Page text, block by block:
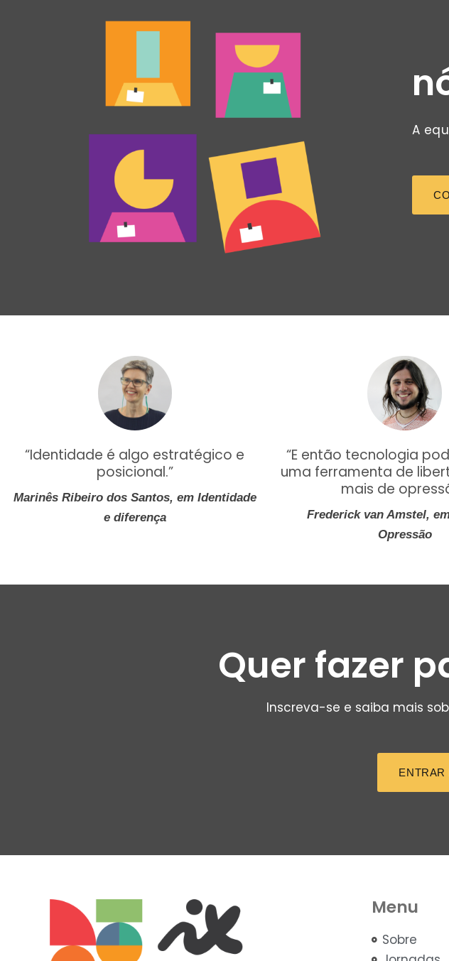
A
“Identidade é algo estratégico e
posicional.”
Marinês Ribeiro dos Santos, em Identidade
e diferença
“E então tecnologia
uma ferramenta de
mais de
Frederick van Amstel,
Opressão
Quer fazer
Inscreva-se e saiba mais
ENTRAR
Menu
Sobre